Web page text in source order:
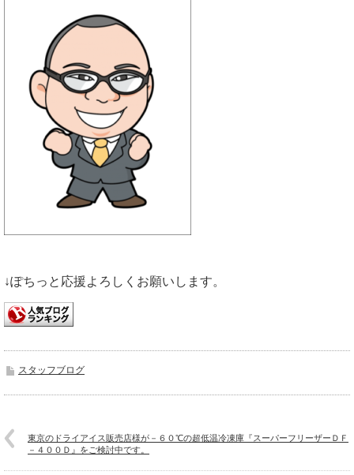
↓ぽちっと応援よろしくお願いします。
スタッフブログ
東京のドライアイス販売店様が－６０℃の超低温冷凍庫『スーパーフリーザーＤＦ
－４００Ｄ』をご検討中です。